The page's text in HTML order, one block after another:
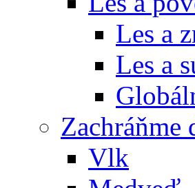
Les a
Les a
Zachráňme
Vlk